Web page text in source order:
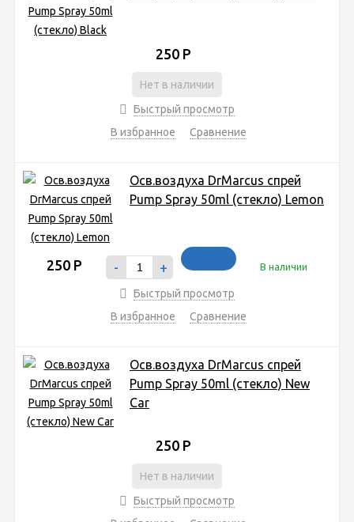
250 Р
Нет в наличии
Быстрый просмотр
В избранное
Сравнение
Осв.воздуха DrMarcus спрей
Pump Spray 50ml (стекло) Lemon
250 Р - + В наличии
Быстрый просмотр
В избранное
Сравнение
Осв.воздуха DrMarcus спрей
Pump Spray 50ml (стекло) New
Car
250 Р
Нет в наличии
Быстрый просмотр